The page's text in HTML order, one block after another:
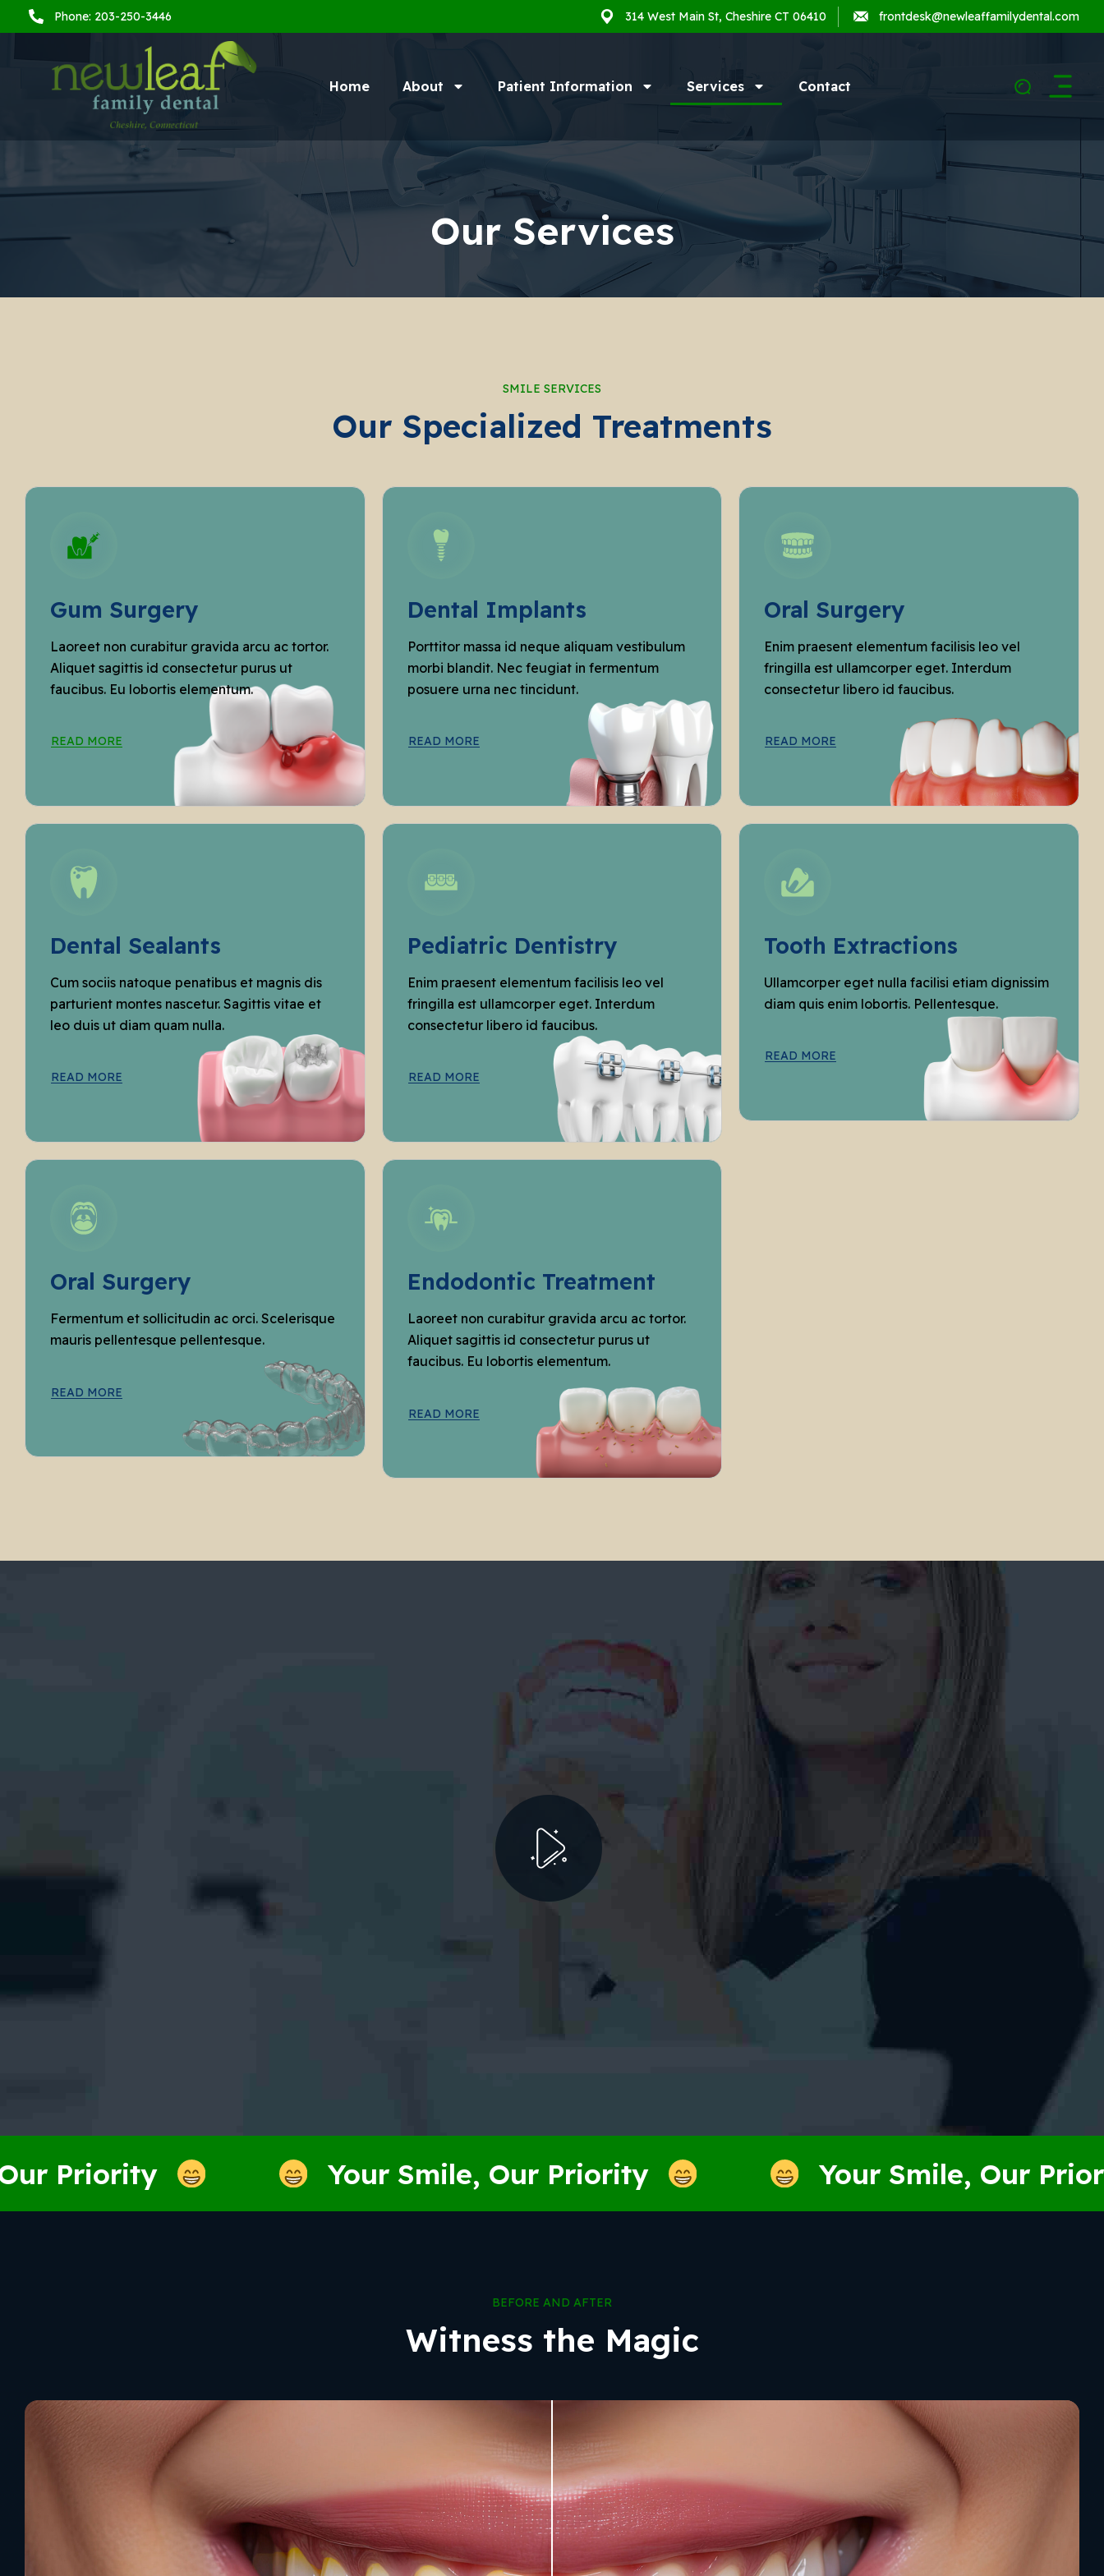
Phone: 203-250-3446 314 West Main St, Cheshire CT 06410 frontdesk@newleaffamilydental.com
Home About Patient Information Services Contact
Our Services
SMILE SERVICES
Our Specialized Treatments
Gum Surgery
Laoreet non curabitur gravida arcu ac tortor.
Aliquet sagittis id consectetur purus ut
faucibus. Eu lobortis elementum.
READ MORE
Dental Implants
Porttitor massa id neque aliquam vestibulum
morbi blandit. Nec feugiat in fermentum
posuere urna nec tincidunt.
READ MORE
Oral Surgery
Enim praesent elementum facilisis leo vel
fringilla est ullamcorper eget. Interdum
consectetur libero id faucibus.
READ MORE
Dental Sealants
Cum sociis natoque penatibus et magnis dis
parturient montes nascetur. Sagittis vitae et
leo duis ut diam quam nulla.
READ MORE
Pediatric Dentistry
Enim praesent elementum facilisis leo vel
fringilla est ullamcorper eget. Interdum
consectetur libero id faucibus.
READ MORE
Tooth Extractions
Ullamcorper eget nulla facilisi etiam dignissim
diam quis enim lobortis. Pellentesque.
READ MORE
Oral Surgery
Fermentum et sollicitudin ac orci. Scelerisque
mauris pellentesque pellentesque.
READ MORE
Endodontic Treatment
Laoreet non curabitur gravida arcu ac tortor.
Aliquet sagittis id consectetur purus ut
faucibus. Eu lobortis elementum.
READ MORE
Your Smile, Our Priority Your Smile, Our Priority
BEFORE AND AFTER
Witness the Magic